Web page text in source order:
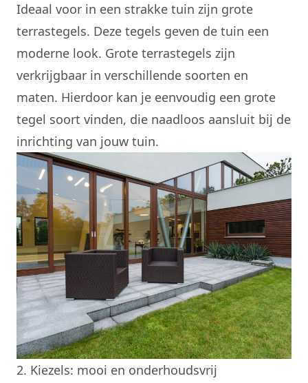
Ideaal voor in een strakke tuin zijn grote
terrastegels. Deze tegels geven de tuin een
moderne look. Grote terrastegels zijn
verkrijgbaar in verschillende soorten en
maten. Hierdoor kan je eenvoudig een grote
tegel soort vinden, die naadloos aansluit bij de
inrichting van jouw tuin.
2. Kiezels: mooi en onderhoudsvrij